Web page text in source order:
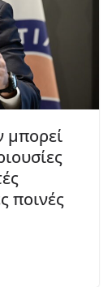
μπορεί
ποινές